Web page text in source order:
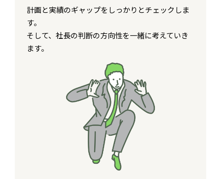
計画と実績のギャップをしっかりとチェックしま
す。
そして、社長の判断の方向性を一緒に考えていき
ます。